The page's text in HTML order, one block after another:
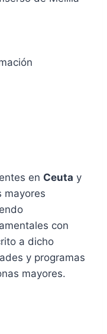
en Ceuta y
mayores
con
a dicho
y programas
mayores.